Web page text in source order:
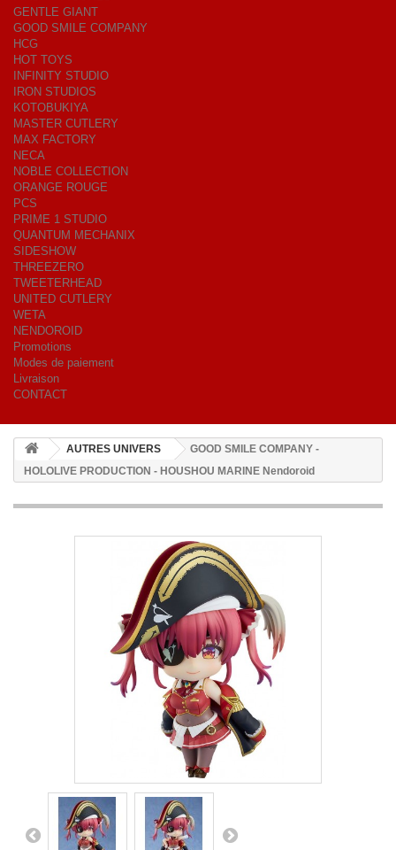
GENTLE GIANT
GOOD SMILE COMPANY
HCG
HOT TOYS
INFINITY STUDIO
IRON STUDIOS
KOTOBUKIYA
MASTER CUTLERY
MAX FACTORY
NECA
NOBLE COLLECTION
ORANGE ROUGE
PCS
PRIME 1 STUDIO
QUANTUM MECHANIX
SIDESHOW
THREEZERO
TWEETERHEAD
UNITED CUTLERY
WETA
NENDOROID
Promotions
Modes de paiement
Livraison
CONTACT
AUTRES UNIVERS
GOOD SMILE COMPANY -
HOLOLIVE PRODUCTION - HOUSHOU MARINE Nendoroid